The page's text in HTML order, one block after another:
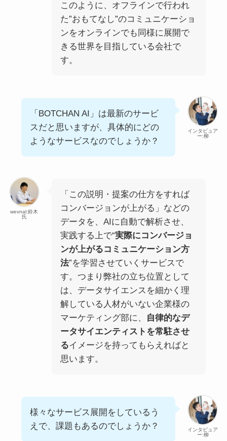
このように、オフラインで行われ
た”おもてなし”のコミュニケーショ
ンをオンラインでも同様に展開で
きる世界を目指している会社で
す。
インタビュア
ー:柳
「BOTCHAN AI」は最新のサービ
スだと思いますが、具体的にどの
ようなサービスなのでしょうか？
wevnal:鈴木
氏
「この説明・提案の仕方をすれば
コンバージョンが上がる」などの
データを、AIに自動で解析させ、
実践する上で“実際にコンバージョ
ンが上がるコミュニケーション方
法”を学習させていくサービスで
す。つまり弊社の立ち位置として
は、データサイエンスを細かく理
解している人材がいない企業様の
マーケティング部に、
自律的なデ
ータサイエンティストを常駐させ
るイメージを持ってもらえればと
思います。
インタビュア
ー:柳
様々なサービス展開をしているう
えで、課題もあるのでしょうか？